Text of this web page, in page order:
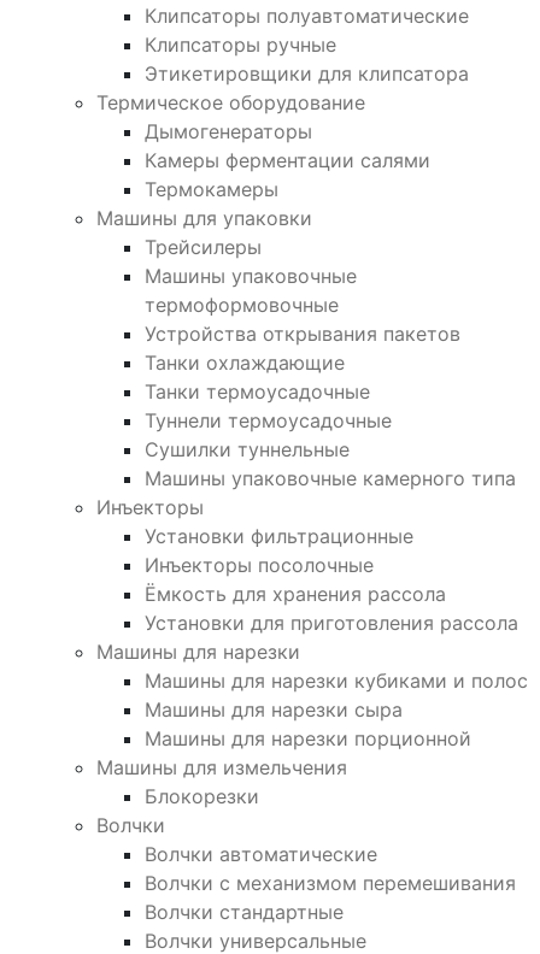
Клипсаторы полуавтоматические
Клипсаторы ручные
Этикетировщики для клипсатора
Термическое оборудование
Дымогенераторы
Камеры ферментации салями
Термокамеры
Машины для упаковки
Трейсилеры
Машины упаковочные
термоформовочные
Устройства открывания пакетов
Танки охлаждающие
Танки термоусадочные
Туннели термоусадочные
Сушилки туннельные
Машины упаковочные камерного типа
Инъекторы
Установки фильтрационные
Инъекторы посолочные
Ёмкость для хранения рассола
Установки для приготовления рассола
Машины для нарезки
Машины для нарезки кубиками и полос
Машины для нарезки сыра
Машины для нарезки порционной
Машины для измельчения
Блокорезки
Волчки
Волчки автоматические
Волчки с механизмом перемешивания
Волчки стандартные
Волчки универсальные